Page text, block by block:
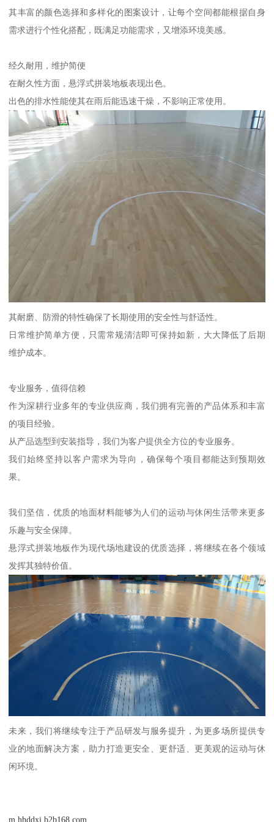
其丰富的颜色选择和多样化的图案设计，让每个空间都能根据自身
需求进行个性化搭配，既满足功能需求，又增添环境美感。
经久耐用，维护简便
在耐久性方面，悬浮式拼装地板表现出色。
出色的排水性能使其在雨后能迅速干燥，不影响正常使用。
其耐磨、防滑的特性确保了长期使用的安全性与舒适性。
日常维护简单方便，只需常规清洁即可保持如新，大大降低了后期
维护成本。
专业服务，值得信赖
作为深耕行业多年的专业供应商，我们拥有完善的产品体系和丰富
的项目经验。
从产品选型到安装指导，我们为客户提供全方位的专业服务。
我们始终坚持以客户需求为导向，确保每个项目都能达到预期效
果。
我们坚信，优质的地面材料能够为人们的运动与休闲生活带来更多
乐趣与安全保障。
悬浮式拼装地板作为现代场地建设的优质选择，将继续在各个领域
发挥其独特价值。
未来，我们将继续专注于产品研发与服务提升，为更多场所提供专
业的地面解决方案，助力打造更安全、更舒适、更美观的运动与休
闲环境。
m.hhddxj.b2b168.com